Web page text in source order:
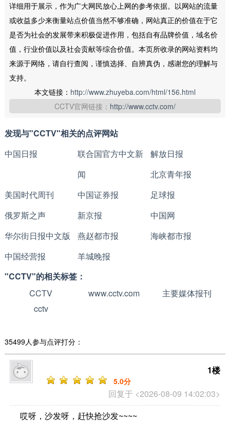
详细用于展示，作为广大网民放心上网的参考依据。以网站的流量
或收益多少来衡量站点价值当然不够准确，网站真正的价值在于它
是否为社会的发展带来积极促进作用，包括自有品牌价值，域名价
值，行业价值以及社会贡献等综合价值。本页所收录的网站资料均
来源于网络，请自行查阅，谨慎选择、自辨真伪，感谢您的理解与
支持。
本文链接： http://www.zhuyeba.com/html/156.html
CCTV官网链接： http://www.cctv.com/
发现与"CCTV"相关的点评网站
中国日报
联合国官方中文新
闻
解放日报
北京青年报
美国时代周刊
中国证券报
足球报
俄罗斯之声
新京报
中国网
华尔街日报中文版
燕赵都市报
海峡都市报
中国经营报
羊城晚报
"CCTV"的相关标签：
CCTV
www.cctv.com
主要媒体报刊
cctv
35499人参与点评打分：
回复于 <2026-08-09 14:02:03>
1楼
5.0分
哎呀，沙发呀，赶快抢沙发~~~~